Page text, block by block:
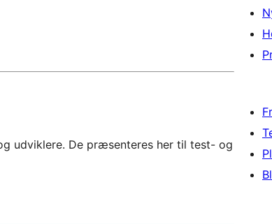
udviklere. De præsenteres her til test- og